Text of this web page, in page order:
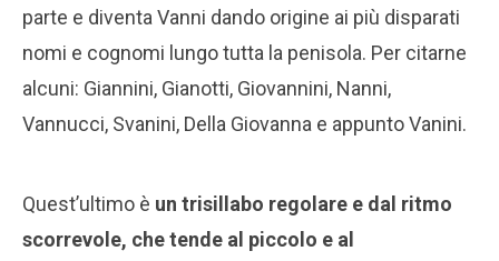
parte e diventa Vanni dando origine ai più disparati
nomi e cognomi lungo tutta la penisola. Per citarne
alcuni: Giannini, Gianotti, Giovannini, Nanni,
Vannucci, Svanini, Della Giovanna e appunto Vanini.
Quest’ultimo è un trisillabo regolare e dal ritmo
scorrevole, che tende al piccolo e al